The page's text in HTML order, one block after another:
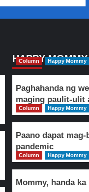
HAPPY MOMMY
Column Happy Mommy
Paghahanda ng
maging paulit-ulit
Column Happy Mommy
Paano dapat
pandemic
Column Happy Mommy
Mommy, handa